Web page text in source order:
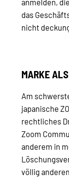
anmelden,
das
nicht
MARKE
Am
japanische
rechtliches
Zoom
anderem in
völlig